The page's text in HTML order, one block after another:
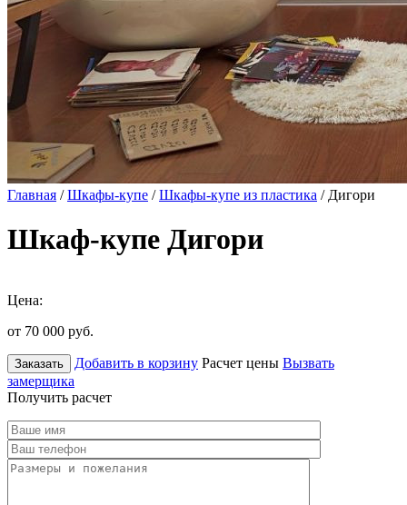
Главная /Шкафы-купе /Шкафы-купе из пластика / Дигори
Шкаф-купе Дигори
Цена:
от 70 000 руб.
Заказать Добавить в корзину Расчет цены Вызвать
замерщика
Получить расчет